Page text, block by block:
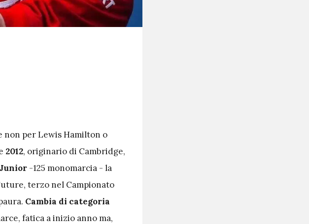
non per Lewis Hamilton o
2012, originario di Cambridge,
-125 monomarcia - la
terzo nel Campionato
Cambia di categoria
fatica a inizio anno ma,